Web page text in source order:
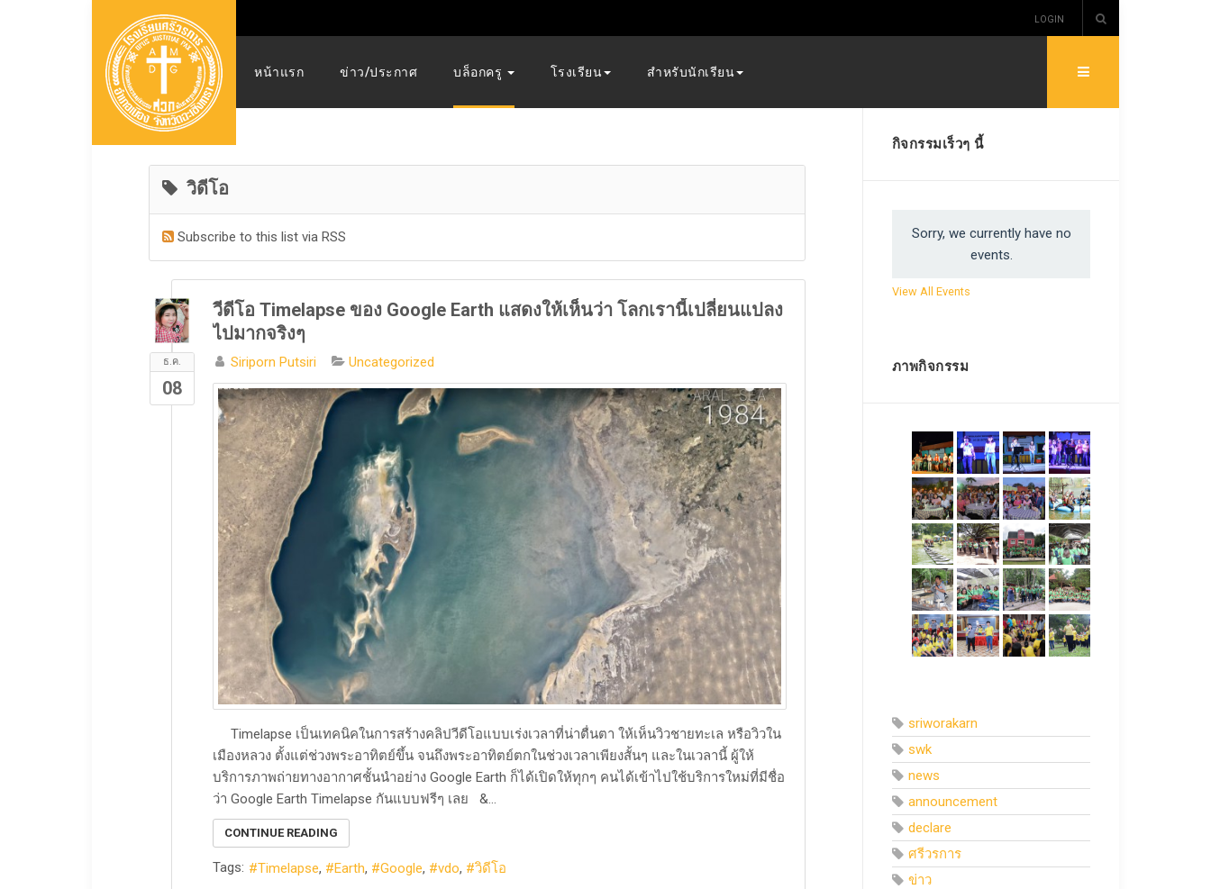
LOGIN
หน้าแรก ข่าว/ประกาศ บล็อกครู โรงเรียน สำหรับนักเรียน
วิดีโอ
Subscribe to this list via RSS
ธ.ค.
08
วีดีโอ Timelapse ของ Google Earth แสดงให้เห็นว่า โลกเรานี้เปลี่ยนแปลง
ไปมากจริงๆ
Siriporn Putsiri Uncategorized
Timelapse เป็นเทคนิคในการสร้างคลิปวีดีโอแบบเร่งเวลาที่น่าตื่นตา ให้เห็นวิวชายทะเล หรือวิวใน
เมืองหลวง ตั้งแต่ช่วงพระอาทิตย์ขึ้น จนถึงพระอาทิตย์ตกในช่วงเวลาเพียงสั้นๆ และในเวลานี้ ผู้ให้
บริการภาพถ่ายทางอากาศชั้นนำอย่าง Google Earth ก็ได้เปิดให้ทุกๆ คนได้เข้าไปใช้บริการใหม่ที่มีชื่อ
ว่า Google Earth Timelapse กันแบบฟรีๆ เลย &...
CONTINUE READING
Tags: Timelapse Earth Google vdo วิดีโอ
กิจกรรมเร็วๆ นี้
Sorry, we currently have no
events.
View All Events
ภาพกิจกรรม
sriworakarn
swk
news
announcement
declare
ศรีวรการ
ข่าว